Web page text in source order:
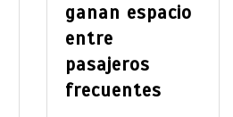
ganan espacio
entre
pasajeros
frecuentes